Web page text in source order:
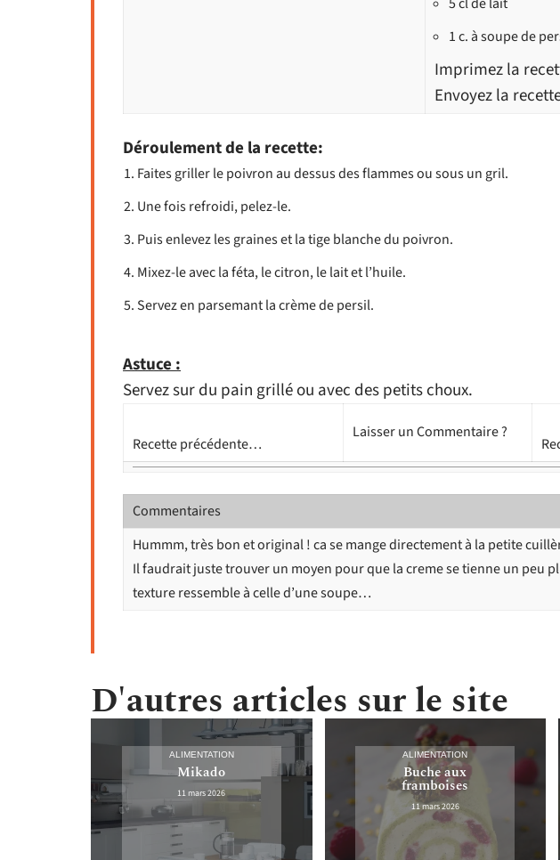
1 c. à soupe de
Imprimez la
Envoyez la
Déroulement de la recette:
Faites griller le poivron au dessus des flammes ou sous un gril.
Une fois refroidi, pelez-le.
Puis enlevez les graines et la tige blanche du poivron.
Mixez-le avec la féta, le citron, le lait et l’huile.
Servez en parsemant la crème de persil.
Astuce :
Servez sur du pain grillé ou avec des petits choux.
Recette précédente…
Laisser un Commentaire ?
Commentaires
Hummm, très bon et original ! ca se mange directement à la petite
Il faudrait juste trouver un moyen pour que la creme se tienne un peu
texture ressemble à celle d’une soupe…
D'autres articles sur le site
ALIMENTATION
Mikado
11 mars 2026
ALIMENTATION
Buche aux
framboises
11 mars 2026